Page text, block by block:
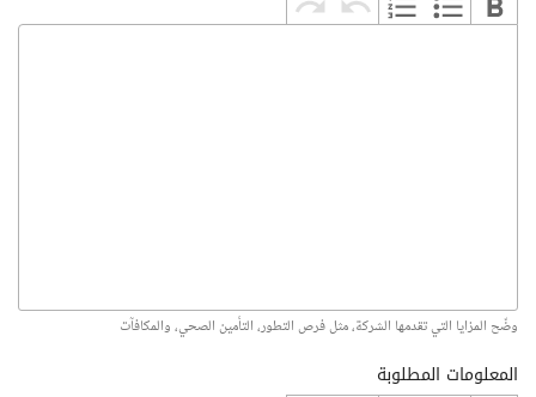
وضّح المزايا التي تقدمها الشركة، مثل فرص التطور، التأمين الصحي، والمكافآت
المعلومات المطلوبة